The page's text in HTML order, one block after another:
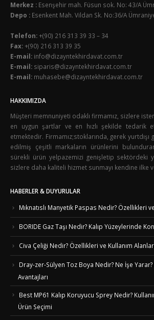
Merkez : Esenşehir mah. Füsun sok. No: 43/A
Depo : Esenkent Mah. Vildan Sk. No:36/A
Telefon:+(90) 216 313 39 33 – 34
Fax:+(90) 216 313 39 35
E-mail: info@dizayntekhirdavat.com.tr
E-mail: siparis@dizayntekhirdavat.com.tr
E-mail: muhasebe@dizayntekhirdavat.com.tr
HAKKIMIZDA
Müşteri memnuniyeti odaklı firmamız, sizlere
en uygun şartlar ve en hızlı şekilde tedarik
etmektedir. Firmamız;stoklarında, gerek
edilmiş çeşitli markaların ürünlerini
sürekli ürün yelpazemizi genişletip sektördeki
sizlere daha kaliteli hizmet sunmayı kendine ilke
HABERLER & DUYURULAR
Mıknatıslı Manyetik Paspas Nedir? Özellikleri
BORIDE Gaz Taşı Nedir? Kalıp Yüzeylerinde
Civa Çeliği Nedir? Özellikleri ve Kullanım
Dray-zer-Sülyen Toz Boya Nedir? Ne İşe Yarar?
Avantajları
Best MP61 Kalıp Koruyucu Sprey Nedir?
Ürün Seçimi